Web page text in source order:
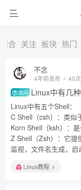
综合 关注 板块 热门
不念
4年前发布 40
提问 Linux中有几
Linux中有五个Shell：
C Shell（csh）：类似
Korn Shell（ksh）：
Z Shell（Zsh）：它提
监视，文件名生成，启
Linux教程